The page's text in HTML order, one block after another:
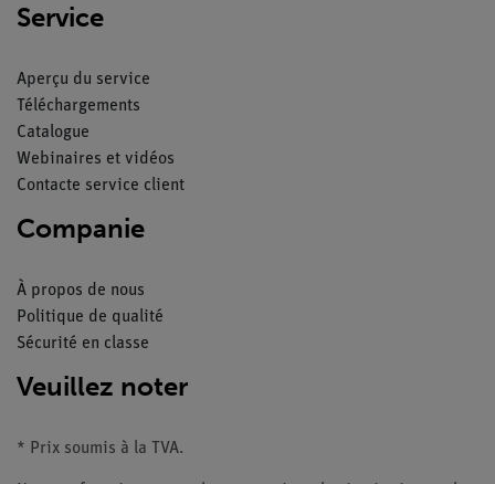
Service
Aperçu du service
Téléchargements
Catalogue
Webinaires et vidéos
Contacte service client
Companie
À propos de nous
Politique de qualité
Sécurité en classe
Veuillez noter
* Prix soumis à la TVA.